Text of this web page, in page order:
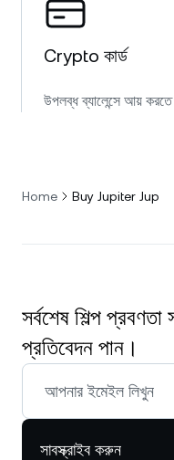
Crypto কার্ড
উপলব্ধ ব্যালেন্সে আয়
Home Buy Jupiter Jup
সর্বশেষ শিল্প
প্রতিবেদন পান।
সাবস্ক্রাইব করুন